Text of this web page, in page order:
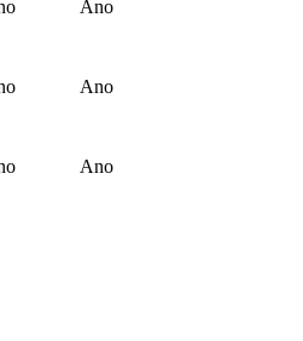
Ano
Ano
Ano